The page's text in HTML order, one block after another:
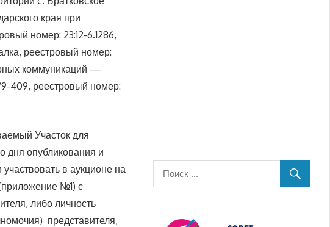
края при
номер: 23:12-6.1286,
реестровый номер:
коммуникаций —
409, реестровый номер:
Участок для
дня опубликования и
в аукционе на
№1) с
либо личность
представителя,